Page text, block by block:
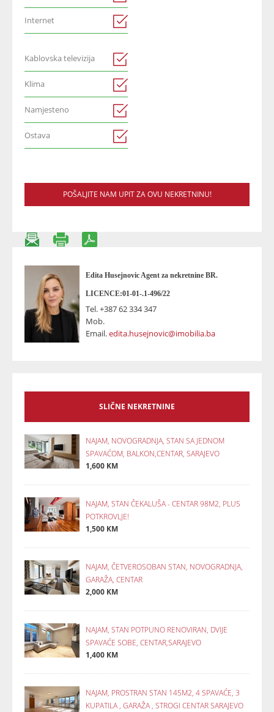
Internet
Kablovska televizija
Klima
Namjesteno
Ostava
POŠALJITE NAM UPIT ZA OVU NEKRETNINU!
Edita Husejnovic Agent za nekretnine BR.
LICENCE:01-01-.1-496/22
Tel.+387 62 334 347
Mob.
Email.edita.husejnovic@imobilia.ba
SLIČNE NEKRETNINE
NAJAM, NOVOGRADNJA, STAN SA JEDNOM
SPAVAĆOM, BALKON,CENTAR, SARAJEVO
1,600 KM
NAJAM, STAN ČEKALUŠA - CENTAR 98M2, PLUS
POTKROVLJE!
1,500 KM
NAJAM, ČETVEROSOBAN STAN, NOVOGRADNJA,
GARAŽA, CENTAR
2,000 KM
NAJAM, STAN POTPUNO RENOVIRAN, DVIJE
SPAVAĆE SOBE, CENTAR,SARAJEVO
1,400 KM
NAJAM, PROSTRAN STAN 145M2, 4 SPAVAĆE, 3
KUPATILA , GARAŽA , STROGI CENTAR SARAJEVO